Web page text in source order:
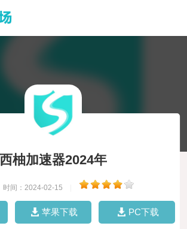
西柚加速器2024年
时间：2024-02-15
苹果下载 PC下载